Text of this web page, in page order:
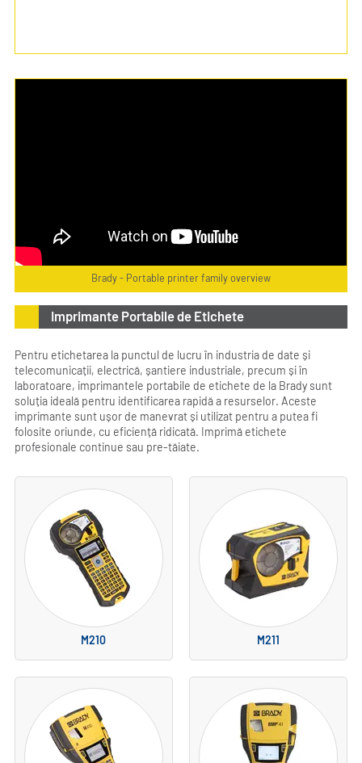
Brady - Portable printer family overview
Imprimante Portabile de Etichete
Pentru etichetarea la punctul de lucru în industria de date și
telecomunicații, electrică, șantiere industriale, precum și în
laboratoare, imprimantele portabile de etichete de la Brady sunt
soluția ideală pentru identificarea rapidă a resurselor. Aceste
imprimante sunt ușor de manevrat și utilizat pentru a putea fi
folosite oriunde, cu eficiență ridicată. Imprimă etichete
profesionale continue sau pre-tăiate.
M210 M211